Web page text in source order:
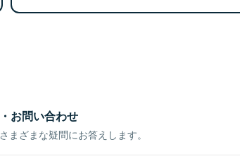
お問い合わせ
まざまな疑問にお答えします。